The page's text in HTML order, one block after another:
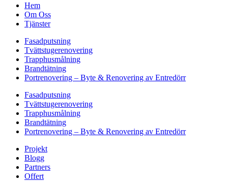
Hem
Om Oss
Tjänster
Fasadputsning
Tvättstugerenovering
Trapphusmålning
Brandtätning
Portrenovering – Byte & Renovering av Entredörr
Fasadputsning
Tvättstugerenovering
Trapphusmålning
Brandtätning
Portrenovering – Byte & Renovering av Entredörr
Projekt
Blogg
Partners
Offert